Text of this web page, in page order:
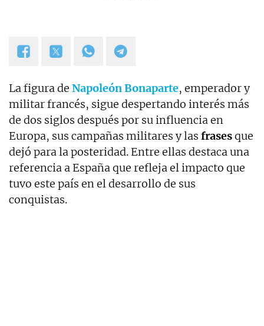
La figura de Napoleón Bonaparte, emperador y
militar francés, sigue despertando interés más
de dos siglos después por su influencia en
Europa, sus campañas militares y las frasesque
dejó para la posteridad. Entre ellas destaca una
referencia a España que refleja el impacto que
tuvo este país en el desarrollo de sus
conquistas.